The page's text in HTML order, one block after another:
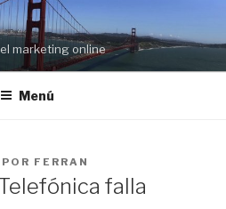
marketing online
Menú
POR FERRAN
falla